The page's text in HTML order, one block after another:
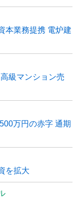
本業務提携 電炉建
級マンション売
万円の赤字 通期
を拡大